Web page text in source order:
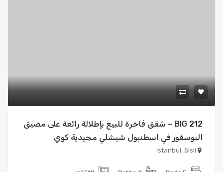
BIG 212 – شقق فاخرة للبيع بإطلالة رائعة على مضيق
البوسفور في اسطنبول شيشلي مجيدية كوي